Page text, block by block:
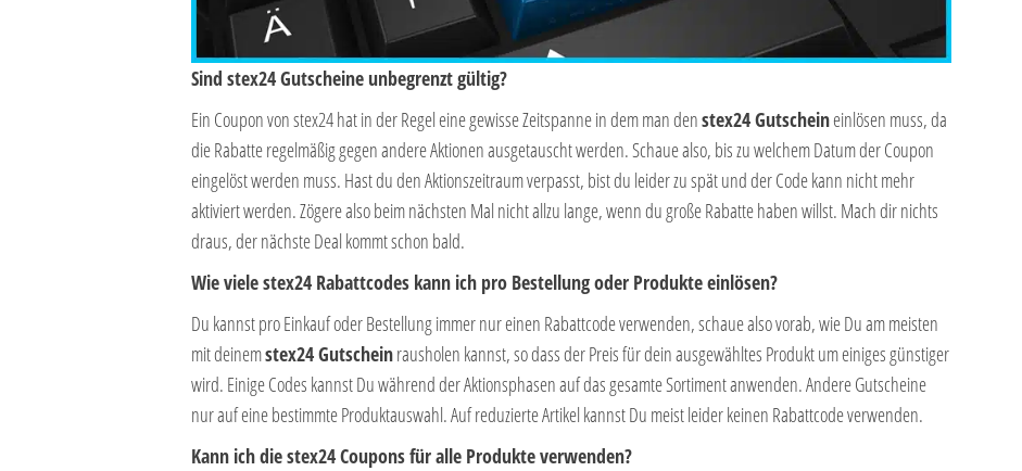
Sind stex24 Gutscheine unbegrenzt gültig?
Ein Coupon von stex24 hat in der Regel eine gewisse Zeitspanne in dem man denstex24 Gutscheineinlösen muss, da
die Rabatte regelmäßig gegen andere Aktionen ausgetauscht werden. Schaue also, bis zu welchem Datum der Coupon
eingelöst werden muss. Hast du den Aktionszeitraum verpasst, bist du leider zu spät und der Code kann nicht mehr
aktiviert werden. Zögere also beim nächsten Mal nicht allzu lange, wenn du große Rabatte haben willst. Mach dir nichts
draus, der nächste Deal kommt schon bald.
Wie viele stex24 Rabattcodes kann ich pro Bestellung oder Produkte einlösen?
Du kannst pro Einkauf oder Bestellung immer nur einen Rabattcode verwenden, schaue also vorab, wie Du am meisten
mit deinemstex24 Gutscheinrausholen kannst, so dass der Preis für dein ausgewähltes Produkt um einiges günstiger
wird. Einige Codes kannst Du während der Aktionsphasen auf das gesamte Sortiment anwenden. Andere Gutscheine
nur auf eine bestimmte Produktauswahl. Auf reduzierte Artikel kannst Du meist leider keinen Rabattcode verwenden.
Kann ich die stex24 Coupons für alle Produkte verwenden?